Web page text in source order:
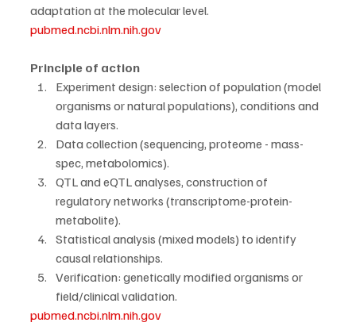
adaptation at the molecular level.
pubmed.ncbi.nlm.nih.gov
Principle of action
Experiment design: selection of population (model
organisms or natural populations), conditions and
data layers.
Data collection (sequencing, proteome - mass-
spec, metabolomics).
QTL and eQTL analyses, construction of
regulatory networks (transcriptome-protein-
metabolite).
Statistical analysis (mixed models) to identify
causal relationships.
Verification: genetically modified organisms or
field/clinical validation.
pubmed.ncbi.nlm.nih.gov